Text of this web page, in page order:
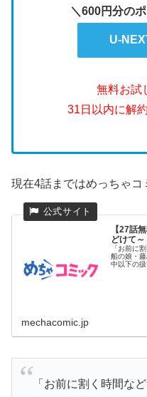
＼600円分の
U-
無料お試
31日以内に解
現在4話まではめっちゃコ
【27話
どけて
「お前に
船の娘・
中以下の
mechacomic.jp
「お前に割く時間な